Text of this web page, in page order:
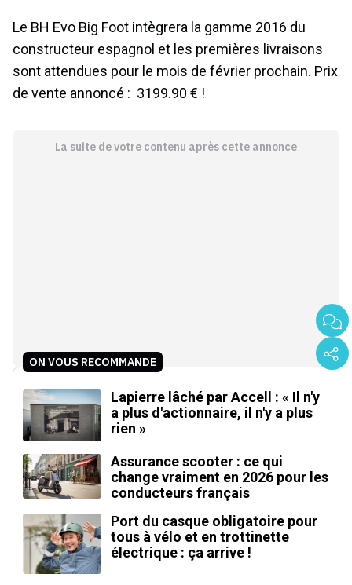
Le BH Evo Big Foot intègrera la gamme 2016 du
constructeur espagnol et les premières livraisons
sont attendues pour le mois de février prochain. Prix
de vente annoncé : 3199.90 € !
La suite de votre contenu après cette annonce
ON VOUS RECOMMANDE
Lapierre lâché par Accell : « Il n'y
a plus d'actionnaire, il n'y a plus
rien »
Assurance scooter : ce qui
change vraiment en 2026 pour les
conducteurs français
Port du casque obligatoire pour
tous à vélo et en trottinette
électrique : ça arrive !